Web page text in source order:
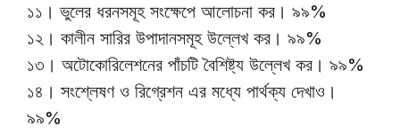
১১। ভুলের ধরনসমূহ সংক্ষেপে আলোচনা কর। ৯৯%
১২। কালীন সারির উপাদানসমূহ উল্লেখ কর। ৯৯%
১৩। অটোকোরিলেশনের পাঁচটি বৈশিষ্ট্য উল্লেখ কর। ৯৯%
১৪। সংশ্লেষণ ও রিগ্রেশন এর মধ্যে পার্থক্য দেখাও।
৯৯%